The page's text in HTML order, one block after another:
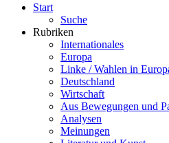
Start
Suche
Rubriken
Internationales
Europa
Linke / Wahlen in
Deutschland
Wirtschaft
Aus Bewegungen und
Analysen
Meinungen